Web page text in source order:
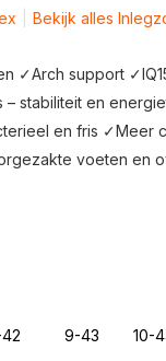
Bekijk alles
✓Arch support
stabiliteit en
en fris ✓Meer
voeten en
9-43 10-